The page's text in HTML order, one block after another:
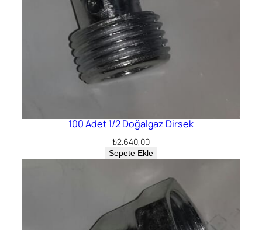
100 Adet 1/2 Doğalgaz Dirsek
₺2.640,00
Sepete Ekle